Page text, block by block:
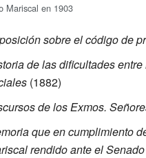
Mariscal en 1903
sobre el código de
de las dificultades
(1882)
de los Exmos.
que en cumplimiento
rendido ante el